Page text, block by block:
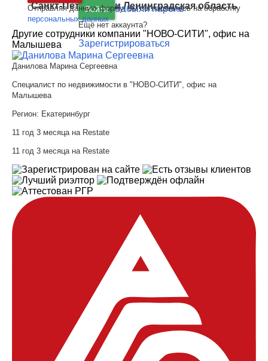
Санкт-Петербург иЛенинградская область
Войти Забыли пароль
Ещё нет аккаунта?
Зарегистрироваться
Другие сотрудники компании "НОВО-СИТИ", офис на
Малышева
Данилова Марина Сергеевна
Специалист по недвижимости в "НОВО-СИТИ", офис на
Малышева
Регион: Екатеринбург
11 год 3 месяца на Restate
11 год 3 месяца на Restate
Отправляя данную форму, вы соглашаетесь на обработку
персональных данных